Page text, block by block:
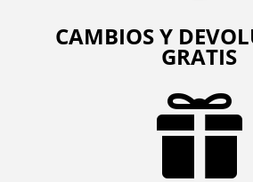
CAMBIOS Y
GRATIS
